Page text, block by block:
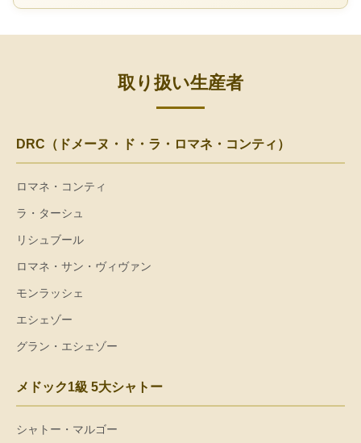
取り扱い生産者
DRC（ドメーヌ・ド・ラ・ロマネ・コンティ）
ロマネ・コンティ
ラ・ターシュ
リシュブール
ロマネ・サン・ヴィヴァン
モンラッシェ
エシェゾー
グラン・エシェゾー
メドック1級 5大シャトー
シャトー・マルゴー